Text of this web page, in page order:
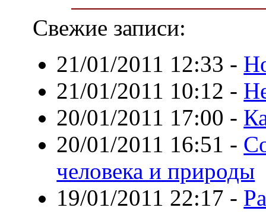
Свежие записи:
21/01/2011 12:33 -
21/01/2011 10:12 -
20/01/2011 17:00 -
20/01/2011 16:51 -
человека и природы
19/01/2011 22:17 -